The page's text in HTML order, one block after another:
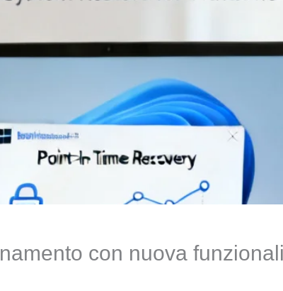
con nuova